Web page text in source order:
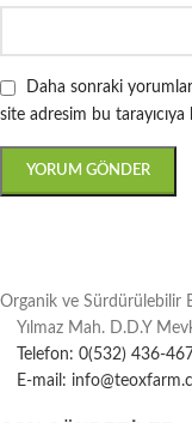
Daha sonraki
site adresim bu tarayıcıya
Organik ve Sürdürülebilir
Yılmaz Mah. D.D.Y
Telefon: 0(532) 436-
E-mail: